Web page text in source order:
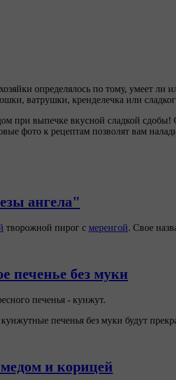
определялось по тому, умеет ли
ватрушки, кренделечка или
при выпечке вкусной сладкой
фото к рецептам позволят вам
ангела"
творожной пирог с меренгой. Свое
печенье без муки
печенья - кунжут.
печенья без муки будут
и корицей